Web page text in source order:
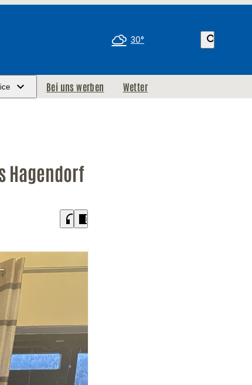
30° search
Bei uns werben Wetter
Hagendorf
headphones chrome_reader_mode